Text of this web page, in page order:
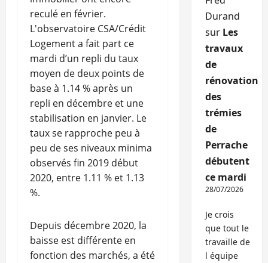
reculé en février.
L'observatoire CSA/Crédit
Logement a fait part ce
mardi d’un repli du taux
moyen de deux points de
base à 1.14 % après un
repli en décembre et une
stabilisation en janvier. Le
taux se rapproche peu à
peu de ses niveaux minima
observés fin 2019 début
2020, entre 1.11 % et 1.13
%.
Depuis décembre 2020, la
baisse est différente en
fonction des marchés, a été
Durand
sur Les
travaux
de
rénovation
des
trémies
de
Perrache
débutent
ce mardi
28/07/2026
Je crois
que tout le
travaille de
l équipe